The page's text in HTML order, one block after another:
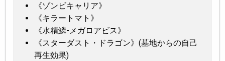
《ゾンビキャリア》
《キラートマト》
《水精鱗-メガロアビス》
《スターダスト・ドラゴン》(墓地からの自己
再生効果)